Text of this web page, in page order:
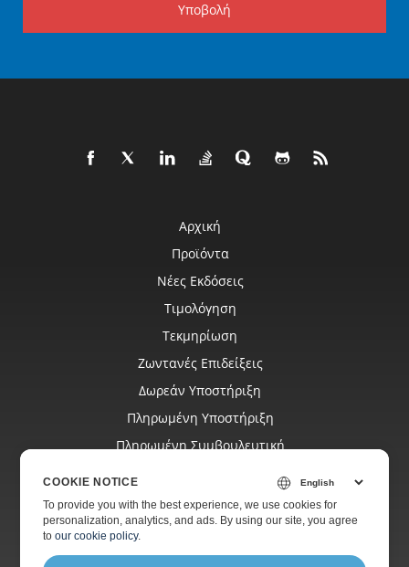
Υποβολή
Αρχική
Προϊόντα
Νέες Εκδόσεις
Τιμολόγηση
Τεκμηρίωση
Ζωντανές Επιδείξεις
Δωρεάν Υποστήριξη
Πληρωμένη Υποστήριξη
Πληρωμένη Συμβουλευτική
Ιστοσελίδες
Σχετικά
COOKIE NOTICE
To provide you with the best experience, we use cookies for
personalization, analytics, and ads. By using our site, you agree
toour cookie policy.